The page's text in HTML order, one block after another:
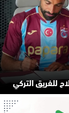
للفريق التركي